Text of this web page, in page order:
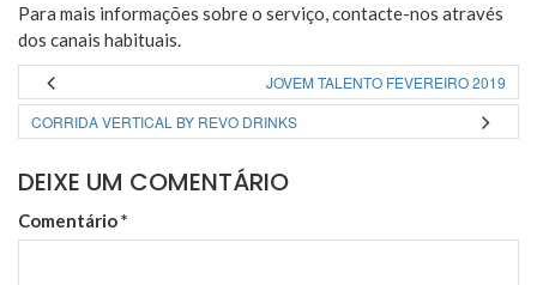
Para mais informações sobre o serviço, contacte-nos através
dos canais habituais.
JOVEM TALENTO FEVEREIRO 2019
CORRIDA VERTICAL BY REVO DRINKS
DEIXE UM COMENTÁRIO
Comentário*